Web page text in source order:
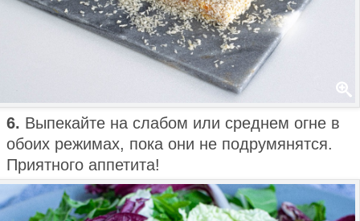
6. Выпекайте на слабом или среднем огне в
обоих режимах, пока они не подрумянятся.
Приятного аппетита!